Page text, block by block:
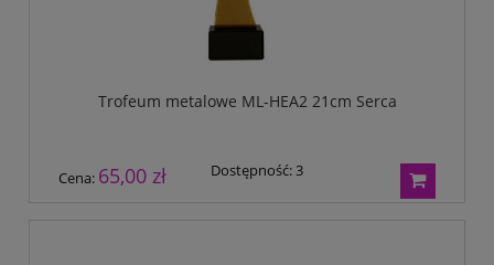
Trofeum metalowe ML-HEA2 21cm Serca
Cena: 65,00 zł Dostępność:3